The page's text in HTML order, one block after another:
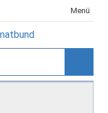
Menü